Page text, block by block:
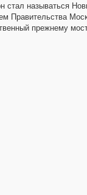
стал называться
Правительства
прежнему